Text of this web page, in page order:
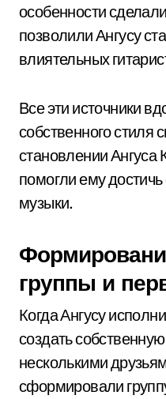
особенности
позволили Ангусу
влиятельных
Все эти источники
собственного стиля
становлении Ангуса
помогли ему
музыки.
группы и
Когда Ангусу
создать
несколькими
сформировали